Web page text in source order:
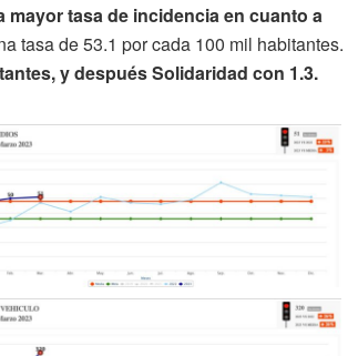
mayor tasa de incidencia en cuanto a
tasa de 53.1 por cada 100 mil habitantes.
y después Solidaridad con 1.3.